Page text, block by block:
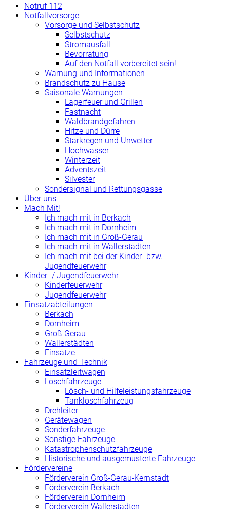
Notruf 112
Notfallvorsorge
Vorsorge und Selbstschutz
Selbstschutz
Stromausfall
Bevorratung
Auf den Notfall vorbereitet sein!
Warnung und Informationen
Brandschutz zu Hause
Saisonale Warnungen
Lagerfeuer und Grillen
Fastnacht
Waldbrandgefahren
Hitze und Dürre
Starkregen und Unwetter
Hochwasser
Winterzeit
Adventszeit
Silvester
Sondersignal und Rettungsgasse
Über uns
Mach Mit!
Ich mach mit in Berkach
Ich mach mit in Dornheim
Ich mach mit in Groß-Gerau
Ich mach mit in Wallerstädten
Ich mach mit bei der Kinder- bzw.
Jugendfeuerwehr
Kinder- / Jugendfeuerwehr
Kinderfeuerwehr
Jugendfeuerwehr
Einsatzabteilungen
Berkach
Dornheim
Groß-Gerau
Wallerstädten
Einsätze
Fahrzeuge und Technik
Einsatzleitwagen
Löschfahrzeuge
Lösch- und Hilfeleistungsfahrzeuge
Tanklöschfahrzeug
Drehleiter
Gerätewagen
Sonderfahrzeuge
Sonstige Fahrzeuge
Katastrophenschutzfahrzeuge
Historische und ausgemusterte Fahrzeuge
Fördervereine
Förderverein Groß-Gerau-Kernstadt
Förderverein Berkach
Förderverein Dornheim
Förderverein Wallerstädten